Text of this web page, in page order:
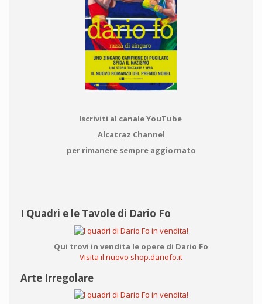
Iscriviti al canale YouTube
Alcatraz Channel
per rimanere sempre aggiornato
I Quadri e le Tavole di Dario Fo
Qui trovi in vendita le opere di Dario Fo
Visita il nuovo shop.dariofo.it
Arte Irregolare